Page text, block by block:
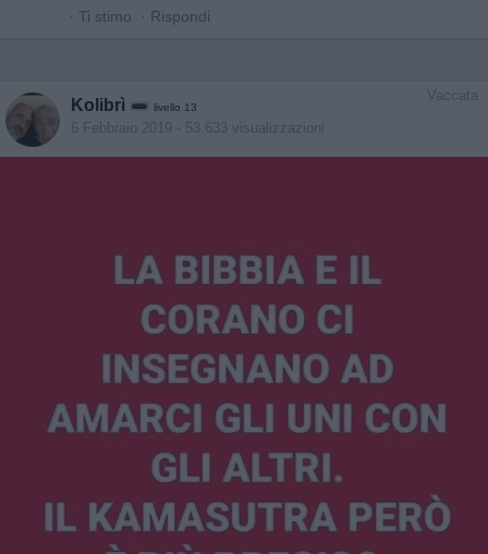
· Ti stimo · Rispondi
Vaccata
Kolibrì livello 13
6 Febbraio 2019 - 53.633 visualizzazioni